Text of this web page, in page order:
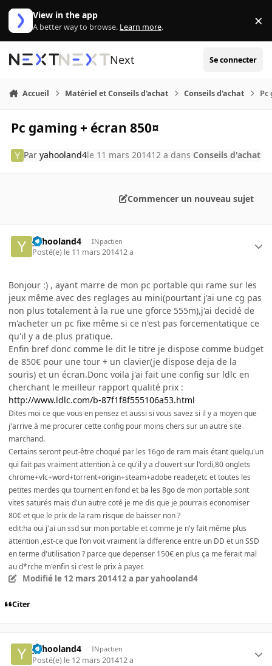
Aller au contenu
View in the app
A better way to browse. Learn more. ×
Next Se connecter
Accueil Matériel et Conseils d'achat Conseils d'achat Pc
Pc gaming + écran 850¤
Paryahooland4le 11 mars 201412 a dans Conseils d'achat
Commencer un nouveau sujet
yahooland4 INpactien
Posté(e) le 11 mars 201412 a
Bonjour :) , ayant marre de mon pc portable qui rame sur les
jeux même avec des reglages au mini(pourtant j'ai une cg pas
non plus totalement à la rue une gforce 555m),j'ai decidé de
m'acheter un pc fixe même si ce n'est pas forcementatique ce
qu'il y a de plus pratique.
Enfin bref donc comme le dit le titre je dispose comme budget
de 850€ pour une tour + un clavier(je dispose deja de la
souris) et un écran.Donc voila j'ai fait une config sur ldlc en
cherchant le meilleur rapport qualité prix :
http://www.ldlc.com/b-87f1f8f555106a53.html
Dites moi ce que vous en pensez et aussi si vous savez si il y a moyen que
j'arrive à me procurer cette config pour moins chers sur un autre site
marchand.
Certains seront peut-être choqué par les 16go de ram mais étant quelqu'un
qui fait pas vraiment attention à ce qu'il y a d'ouvert sur l'ordi,80 onglets
chrome+vlc+word+torrent+origin+steam+adobe reader,etc et toutes les
petites merdes qui tournent en fond et ba les 8go de mon portable sont
vites saturés mais d'un autre coté je me dis que je pourrais economiser
80€ et que le prix de la ram risque de baisser non ?
edit:ha oui j'ai un ssd sur mon portable et comme je n'y fait même plus
attention ,est-ce que l'on voit vraiment la difference entre un DD et un SSD
en terme d'utilisation ? parce que depenser 150€ en plus ça me ferait mal
au d*rche m'enfin si c'est le prix à payer.
Modifié le 12 mars 201412 a par yahooland4
Citer
yahooland4 INpactien
Posté(e) le 12 mars 201412 a